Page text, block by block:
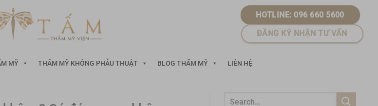
HOTLINE: 096 660 5600
ĐĂNG KÝ NHẬN TƯ VẤN
MỸ THẨM MỸ KHÔNG PHẪU THUẬT BLOG THẨM MỸ LIÊN HỆ